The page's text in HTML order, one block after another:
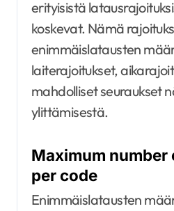
erityisistä
koskevat. Nämä
enimmäislatausten
laiterajoitukset,
mahdolliset seuraukset
ylittämisestä.
Maximum
per code
Enimmäislatausten